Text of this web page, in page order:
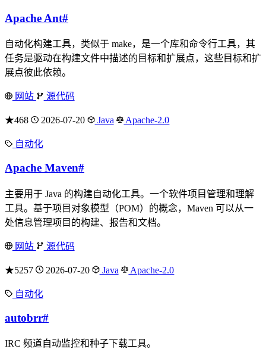
Apache Ant#
自动化构建工具，类似于 make，是一个库和命令行工具，其
任务是驱动在构建文件中描述的目标和扩展点，这些目标和扩
展点彼此依赖。
网站 源代码
★468 2026-07-20 Java Apache-2.0
自动化
Apache Maven#
主要用于 Java 的构建自动化工具。一个软件项目管理和理解
工具。基于项目对象模型（POM）的概念，Maven 可以从一
处信息管理项目的构建、报告和文档。
网站 源代码
★5257 2026-07-20 Java Apache-2.0
自动化
autobrr#
IRC 频道自动监控和种子下载工具。